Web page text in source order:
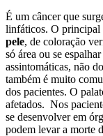
É um câncer que
linfáticos. O principal
pele, de coloração
só área ou se
assintomáticas, não
também é muito
dos pacientes. O
afetados. Nos
se desenvolver em
podem levar a morte